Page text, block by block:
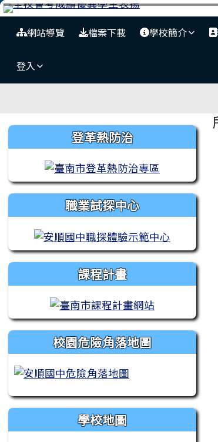
跳至主內容區
台南市安順國中
導覽列
網站導覽 檔案下載 學校簡介
登入
左邊區域內容
登革熱防治
職業試探中心
課程計畫
校園危險角落地圖
學校地圖
頁尾區域